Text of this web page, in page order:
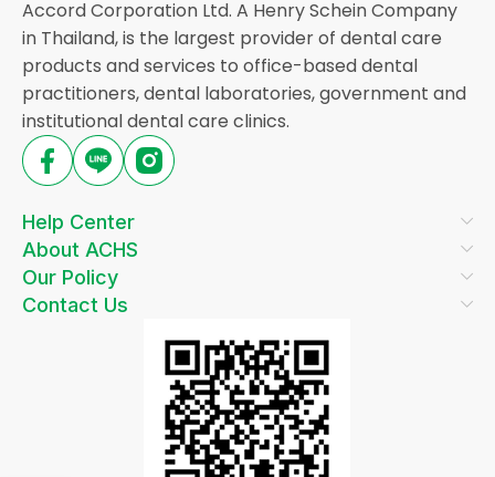
Accord Corporation Ltd. A Henry Schein Company
in Thailand, is the largest provider of dental care
products and services to office-based dental
practitioners, dental laboratories, government and
institutional dental care clinics.
Help Center
About ACHS
Our Policy
Contact Us